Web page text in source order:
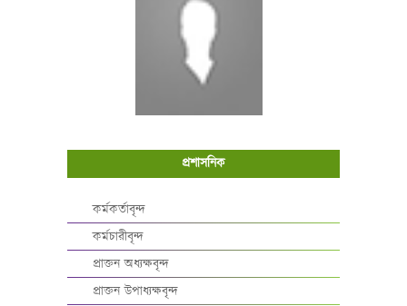
প্রশাসনিক
কর্মকর্তাবৃন্দ
কর্মচারীবৃন্দ
প্রাক্তন অধ্যক্ষবৃন্দ
প্রাক্তন উপাধ্যক্ষবৃন্দ